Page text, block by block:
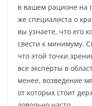
в вашем рационе на
же специалиста о
вы узнаете, что его
свести к минимуму.
что этой точки
все эксперты в
менее, возведение
от которых стоит